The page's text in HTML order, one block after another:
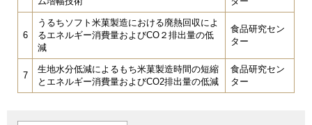
6
うるちソフト米菓製造における廃熱回収によ
るエネルギー消費量およびCO２排出量の低
減
食品研究セン
ター
7
生地水分低減によるもち米菓製造時間の短縮
とエネルギー消費量およびCO2排出量の低減
食品研究セン
ター